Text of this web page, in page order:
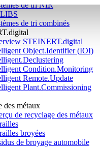
de tri NIR
de tri combinés
STEINERT.digital
Object.Identifier (IOI)
Condition.Monitoring
Remote.Update
Plant.Commissioning
des métaux
de recyclage des métaux
broyées
de broyage automobile